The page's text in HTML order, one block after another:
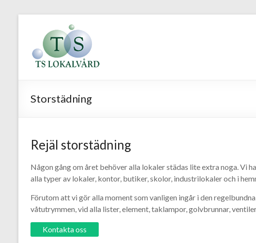
TS
Lokalvård
Örebro
Städning
Storstädning
Rejäl storstädning
Någon gång om året behöver alla lokaler städas lite extra noga. Vi
alla typer av lokaler, kontor, butiker, skolor, industrilokaler och i
Förutom att vi gör alla moment som vanligen ingår i den
våtutrymmen, vid alla lister, element, taklampor, golvbrunnar,
Kontakta oss